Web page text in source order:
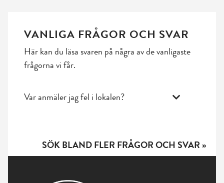
VANLIGA FRÅGOR OCH SVAR
Här kan du läsa svaren på några av de vanligaste
frågorna vi får.
Var anmäler jag fel i lokalen?
SÖK BLAND FLER FRÅGOR OCH SVAR